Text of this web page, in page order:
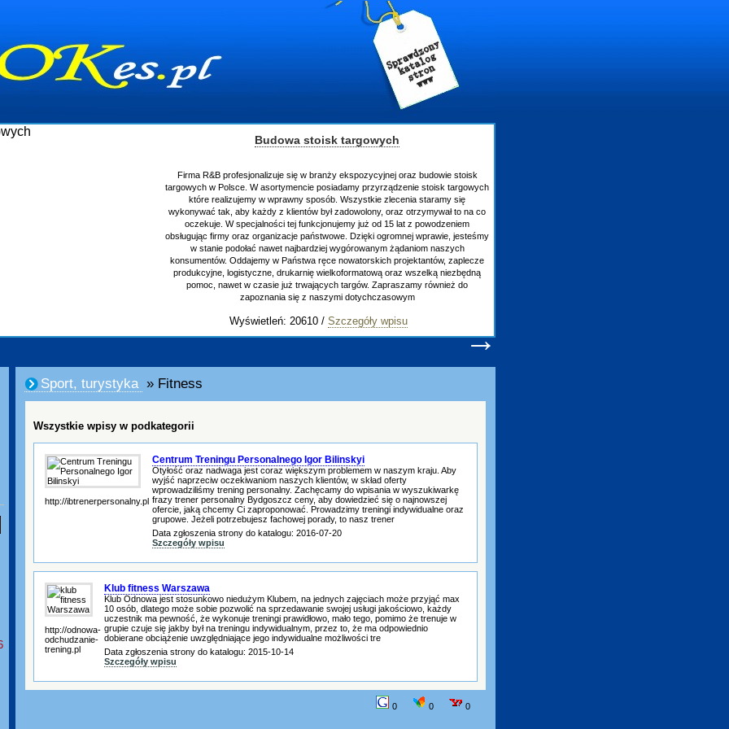
Budowa stoisk targowych
Firma R&B profesjonalizuje się w branży ekspozycyjnej oraz budowie stoisk
targowych w Polsce. W asortymencie posiadamy przyrządzenie stoisk targowych
które realizujemy w wprawny sposób. Wszystkie zlecenia staramy się
wykonywać tak, aby każdy z klientów był zadowolony, oraz otrzymywał to na co
oczekuje. W specjalności tej funkcjonujemy już od 15 lat z powodzeniem
obsługując firmy oraz organizacje państwowe. Dzięki ogromnej wprawie, jesteśmy
w stanie podołać nawet najbardziej wygórowanym żądaniom naszych
konsumentów. Oddajemy w Państwa ręce nowatorskich projektantów, zaplecze
produkcyjne, logistyczne, drukarnię wielkoformatową oraz wszelką niezbędną
pomoc, nawet w czasie już trwających targów. Zapraszamy również do
zapoznania się z naszymi dotychczasowym
Wyświetleń: 20610 / Szczegóły wpisu
→
Sport, turystyka » Fitness
Wszystkie wpisy w podkategorii
http://ibtrenerpersonalny.pl
Centrum Treningu Personalnego Igor Bilinskyi
Otyłość oraz nadwaga jest coraz większym problemem w naszym kraju. Aby
wyjść naprzeciw oczekiwaniom naszych klientów, w skład oferty
wprowadziliśmy trening personalny. Zachęcamy do wpisania w wyszukiwarkę
frazy trener personalny Bydgoszcz ceny, aby dowiedzieć się o najnowszej
ofercie, jaką chcemy Ci zaproponować. Prowadzimy treningi indywidualne oraz
grupowe. Jeżeli potrzebujesz fachowej porady, to nasz trener
Data zgłoszenia strony do katalogu: 2016-07-20
Szczegóły wpisu
http://odnowa-
odchudzanie-
trening.pl
Klub fitness Warszawa
Klub Odnowa jest stosunkowo niedużym Klubem, na jednych zajęciach może przyjąć max
10 osób, dlatego może sobie pozwolić na sprzedawanie swojej usługi jakościowo, każdy
uczestnik ma pewność, że wykonuje treningi prawidłowo, mało tego, pomimo że trenuje w
grupie czuje się jakby był na treningu indywidualnym, przez to, że ma odpowiednio
dobierane obciążenie uwzględniające jego indywidualne możliwości tre
Data zgłoszenia strony do katalogu: 2015-10-14
Szczegóły wpisu
0 0 0